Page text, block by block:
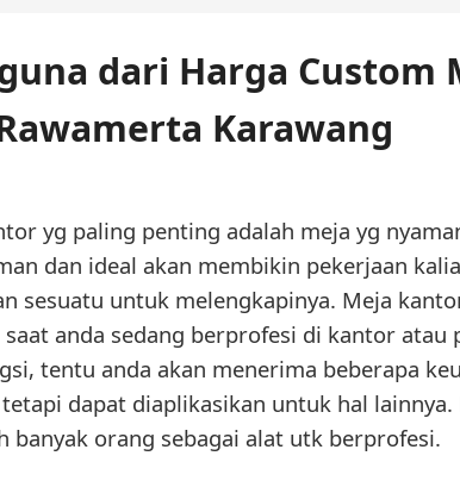
dari Harga Custom
Karawang
yg paling penting adalah meja yg
dan ideal akan membikin pekerjaan
sesuatu untuk melengkapinya. Meja
anda sedang berprofesi di kantor atau
tentu anda akan menerima beberapa
dapat diaplikasikan untuk hal
orang sebagai alat utk berprofesi.